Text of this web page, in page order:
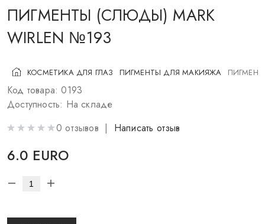
ПИГМЕНТЫ (СЛЮДЫ) MARK
WIRLEN №193
КОСМЕТИКА ДЛЯ ГЛАЗ ПИГМЕНТЫ ДЛЯ МАКИЯЖА
Код товара: 0193
Доступность: На складе
0 отзывов | Написать отзыв
6.0 EURO